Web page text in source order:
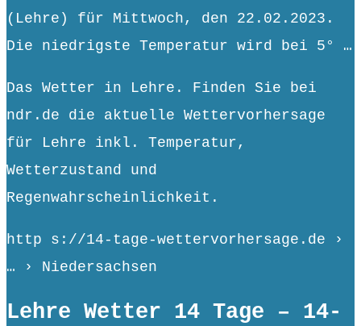
(Lehre) für Mittwoch, den 22.02.2023.
Die niedrigste Temperatur wird bei 5° …
Das Wetter in Lehre. Finden Sie bei
ndr.de die aktuelle Wettervorhersage
für Lehre inkl. Temperatur,
Wetterzustand und
Regenwahrscheinlichkeit.
http s://14-tage-wettervorhersage.de ›
… › Niedersachsen
Lehre Wetter 14 Tage – 14-